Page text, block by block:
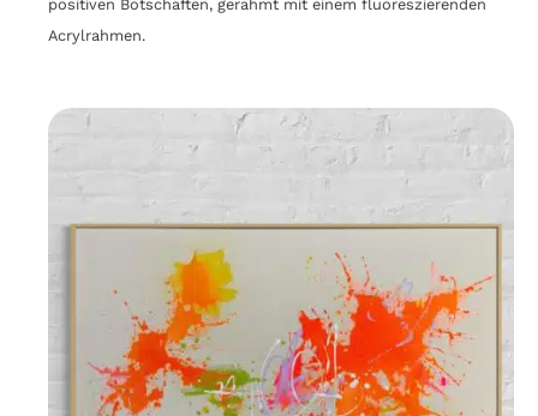
positiven Botschaften, gerahmt mit einem fluoreszierenden
Acrylrahmen.